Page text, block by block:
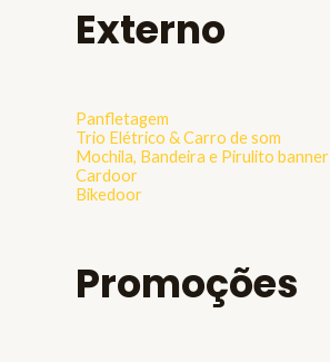
Externo
Panfletagem
Trio Elétrico & Carro de som
Mochila, Bandeira e Pirulito banner
Cardoor
Bikedoor
Promoções